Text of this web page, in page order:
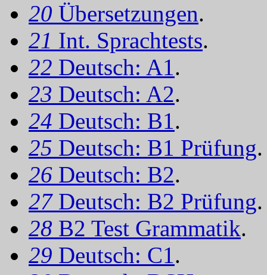
20 Übersetzungen.
21 Int. Sprachtests.
22 Deutsch: A1.
23 Deutsch: A2.
24 Deutsch: B1.
25 Deutsch: B1 Prüfung.
26 Deutsch: B2.
27 Deutsch: B2 Prüfung.
28 B2 Test Grammatik.
29 Deutsch: C1.